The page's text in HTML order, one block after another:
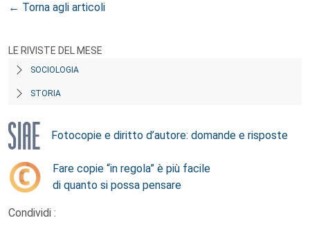
← Torna agli articoli
LE RIVISTE DEL MESE
SOCIOLOGIA
STORIA
Fotocopie e diritto d’autore: domande e risposte
Fare copie “in regola” è più facile
di quanto si possa pensare
Condividi :